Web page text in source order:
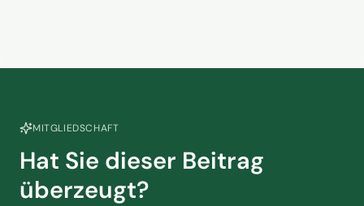
MITGLIEDSCHAFT
Hat Sie dieser Beitrag
überzeugt?